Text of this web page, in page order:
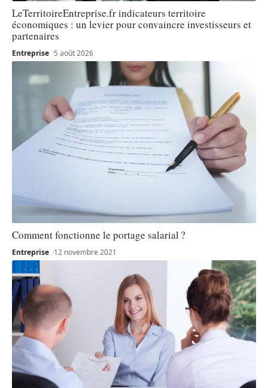
LeTerritoireEntreprise.fr indicateurs territoire
économiques : un levier pour convaincre investisseurs et
partenaires
Entreprise 5 août 2026
Comment fonctionne le portage salarial ?
Entreprise 12 novembre 2021